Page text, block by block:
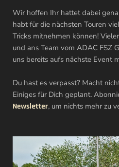
Wir hoffen Ihr hattet dabei
habt für die nächsten Touren
Tricks mitnehmen können!
und ans Team vom ADAC FSZ
uns bereits aufs nächste Event
Du hast es verpasst? Macht
Einiges für Dich geplant.
Newsletter, um nichts mehr zu